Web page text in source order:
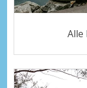
Alle